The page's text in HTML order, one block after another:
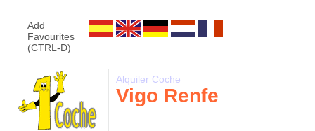
Add
Favourites
(CTRL-D)
Alquiler Coche
Vigo Renfe